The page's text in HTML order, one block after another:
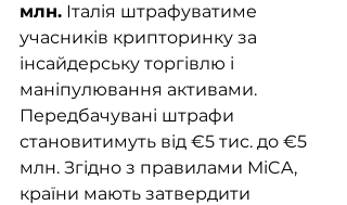
млн. Італія штрафуватиме
учасників крипторинку за
інсайдерську торгівлю і
маніпулювання активами.
Передбачувані штрафи
становитимуть від €5 тис. до €5
млн. Згідно з правилами MiCA,
країни мають затвердити